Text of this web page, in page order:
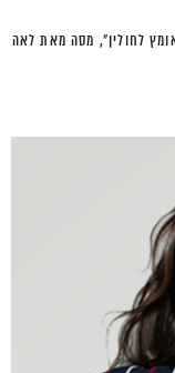
לחולין", מסה מאת לאה